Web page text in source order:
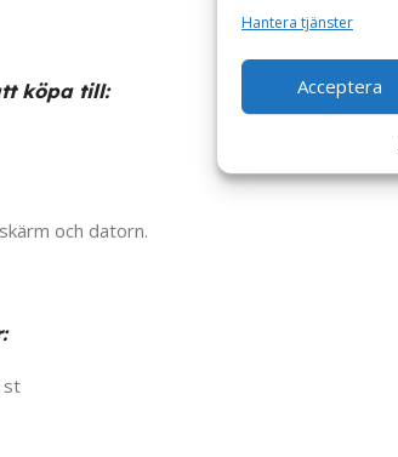
Hantera tjänster
Acceptera
köpa till:
och datorn.
st